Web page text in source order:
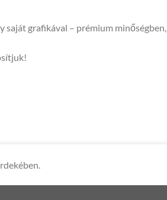
saját grafikával – prémium minőségben,